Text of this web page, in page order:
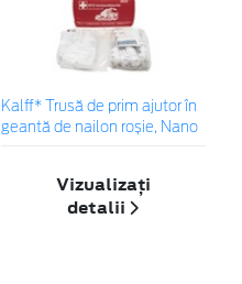
Kalff* Trusă de prim ajutor în
geantă de nailon roșie, Nano
Vizualizați
detalii